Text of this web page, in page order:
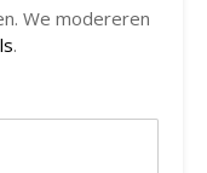
We modereren
.